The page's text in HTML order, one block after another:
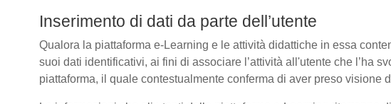
Inserimento di dati da parte dell’utente
Qualora la piattaforma e-Learning e le attività didattiche in essa
suoi dati identificativi, ai fini di associare l’attività all'utente che l’ha
piattaforma, il quale contestualmente conferma di aver preso visione